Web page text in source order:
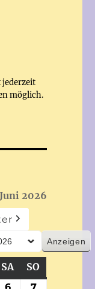
jederzeit
möglich.
2026
SASAMSTAG
SO